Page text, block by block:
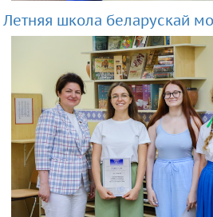
Летняя школа беларускай